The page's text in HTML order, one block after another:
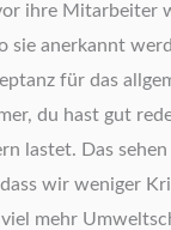
ihre
anerkannt
für das
du hast gut
lastet. Das
wir weniger
mehr